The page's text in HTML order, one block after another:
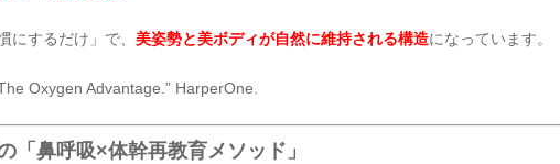
にするだけ」で、 美姿勢と美ボディが自然に維持される構造になっています。
Oxygen Advantage.” HarperOne.
鼻呼吸×体幹再教育メソッド」